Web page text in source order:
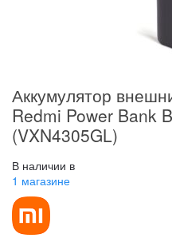
Аккумулятор
Redmi Power Bank
(VXN4305GL)
В наличии в
1 магазине